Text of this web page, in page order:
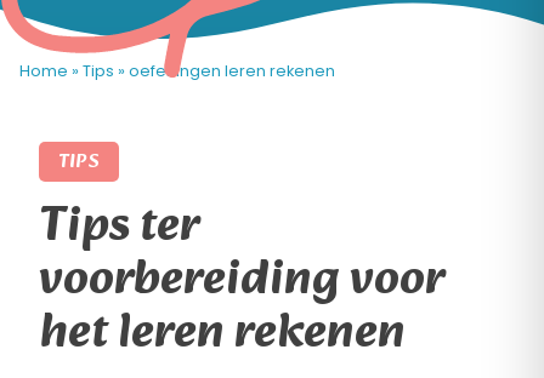
Home » Tips » oefeningen leren rekenen
TIPS
Tips ter
voorbereiding voor
het leren rekenen